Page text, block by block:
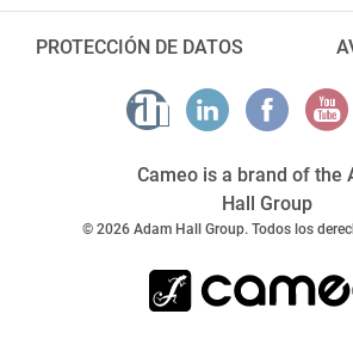
PROTECCIÓN DE DATOS
Cameo is a brand of the
Hall Group
© 2026 Adam Hall Group. Todos los